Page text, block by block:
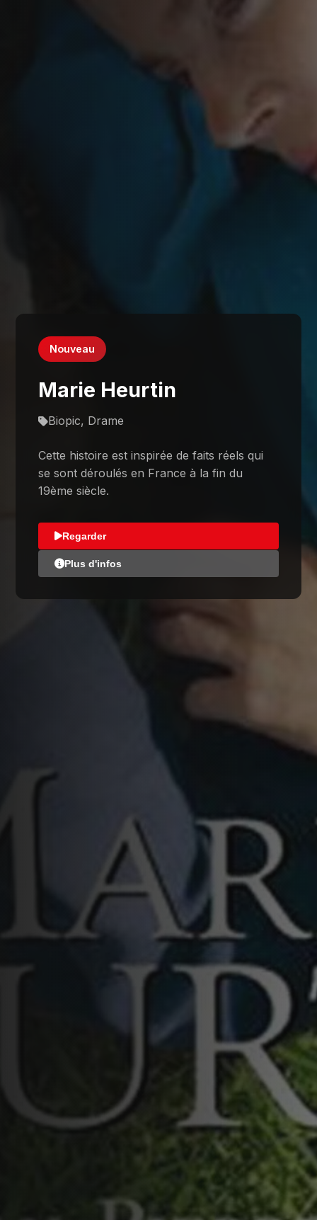
Nouveau
Marie Heurtin
Biopic, Drame
Cette histoire est inspirée de faits réels qui
se sont déroulés en France à la fin du
19ème siècle.
Regarder
Plus d'infos